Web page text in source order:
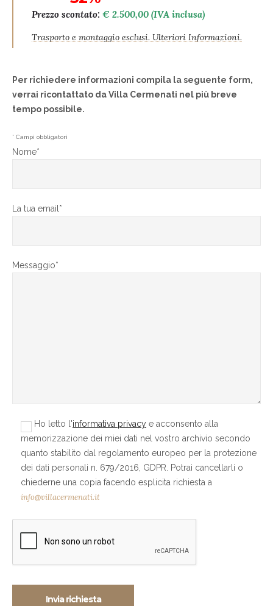
Prezzo scontato: € 2.500,00 (IVA inclusa)
Trasporto e montaggio esclusi. Ulteriori Informazioni.
Per richiedere informazioni compila la seguente form,
verrai ricontattato da Villa Cermenati nel più breve
tempo possibile.
* Campi obbligatori
Nome*
La tua email*
Messaggio*
Ho letto l'informativa privacy e acconsento alla
memorizzazione dei miei dati nel vostro archivio secondo
quanto stabilito dal regolamento europeo per la protezione
dei dati personali n. 679/2016, GDPR. Potrai cancellarli o
chiederne una copia facendo esplicita richiesta a
info@villacermenati.it